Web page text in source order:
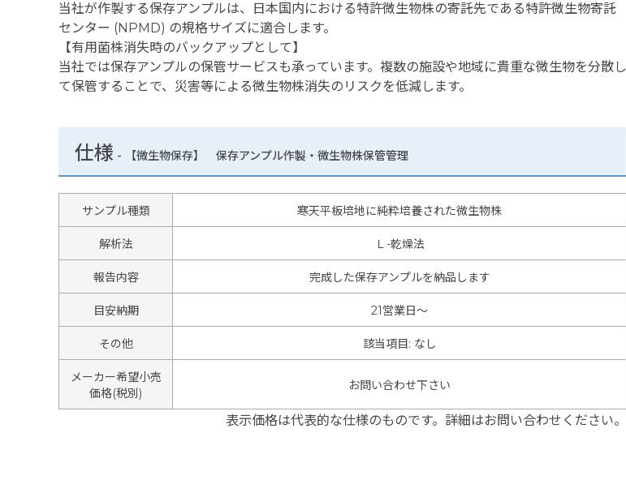
当社が作製する保存アンプルは、日本国内における特許微生物株の寄託先である特許微生物寄託
センター (NPMD) の規格サイズに適合します。
【有用菌株消失時のバックアップとして】
当社では保存アンプルの保管サービスも承っています。複数の施設や地域に貴重な微生物を分散し
て保管することで、災害等による微生物株消失のリスクを低減します。
仕様 - 【微生物保存】 保存アンプル作製・微生物株保管管理
サンプル種類 寒天平板培地に純粋培養された微生物株
解析法 Ｌ-乾燥法
報告内容 完成した保存アンプルを納品します
目安納期 21営業日～
その他 該当項目: なし
メーカー希望小売
価格(税別)
お問い合わせ下さい
表示価格は代表的な仕様のものです。詳細はお問い合わせください。